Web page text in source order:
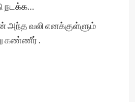
நடக்க…
அந்த வலி எனக்குள்ளும்
கண்ணீர் .